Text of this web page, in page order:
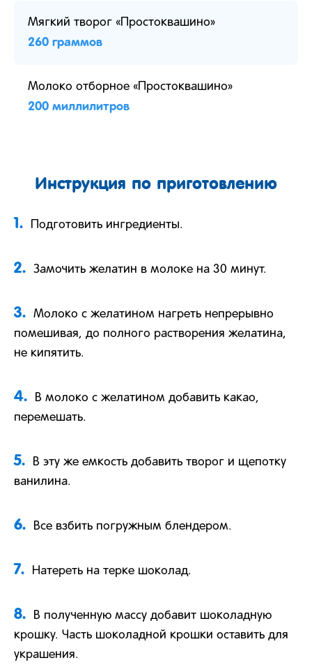
Мягкий творог «Простоквашино»
260 граммов
Молоко отборное «Простоквашино»
200 миллилитров
Инструкция по приготовлению
1. Подготовить ингредиенты.
2. Замочить желатин в молоке на 30 минут.
3.
Молоко с желатином нагреть непрерывно
помешивая, до полного растворения желатина,
не кипятить.
4.
В молоко с желатином добавить какао,
перемешать.
5.
В эту же емкость добавить творог и щепотку
ванилина.
6. Все взбить погружным блендером.
7. Натереть на терке шоколад.
8.
В полученную массу добавит шоколадную
крошку. Часть шоколадной крошки оставить для
украшения.